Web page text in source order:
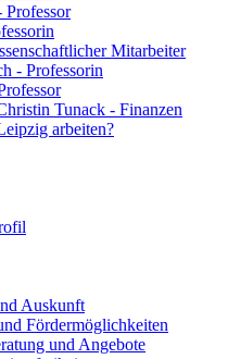
Professor
Mitarbeiter
- Professorin
Tunack - Finanzen
arbeiten?
Auskunft
Fördermöglichkeiten
und Angebote